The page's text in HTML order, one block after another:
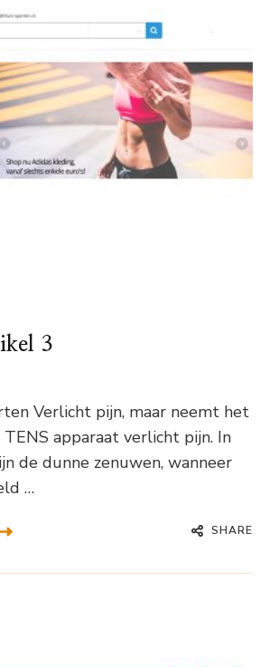
3
Verlicht pijn, maar neemt het
apparaat verlicht pijn. In
de dunne zenuwen, wanneer
…
SHARE